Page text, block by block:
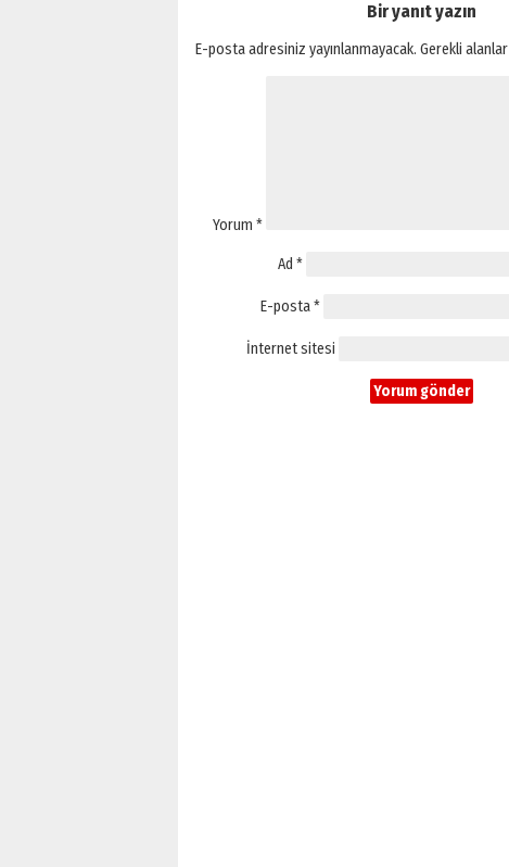
Bir yanıt yazın
E-posta adresiniz yayınlanmayacak. Gerekli alanlar
Yorum *
Ad *
E-posta*
İnternet sitesi